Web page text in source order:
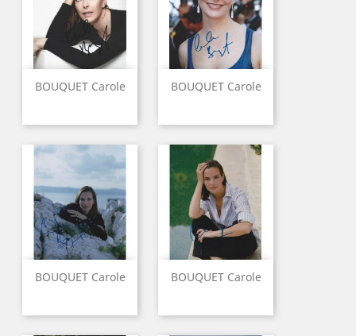
BOUQUET Carole BOUQUET Carole
BOUQUET Carole BOUQUET Carole